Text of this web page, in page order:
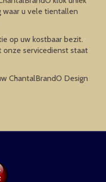
waar u vele tientallen
op uw kostbaar bezit.
onze servicedienst staat
ChantalBrandO Design